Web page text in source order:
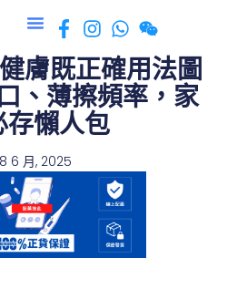
膚既正確用法圖
、薄擦頻率，家
存懶人包
6 月, 2025